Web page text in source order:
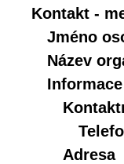
Kontakt -
Jméno
Název
Adresa